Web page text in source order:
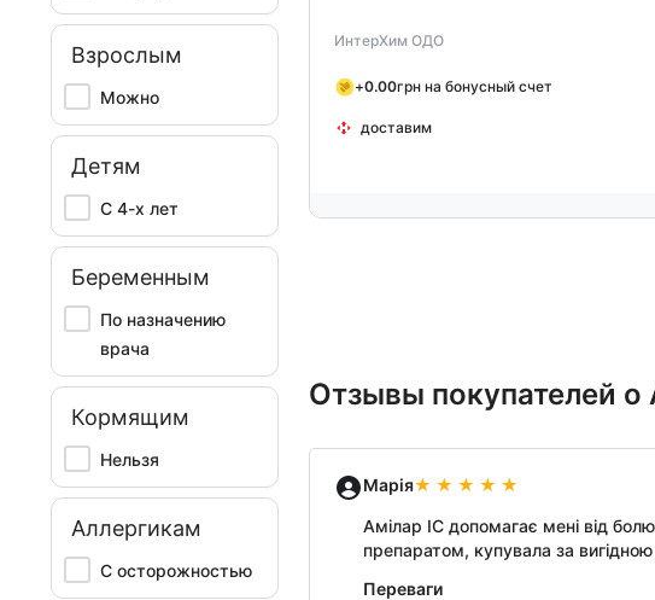
Взрослым
Можно
Детям
С 4-х лет
Беременным
По назначению
врача
Кормящим
Нельзя
Аллергикам
С осторожностью
ИнтерХим ОДО
+0.00грн на бонусный счет
доставим
Отзывы покупателей
Марія
Амілар ІС допомагає мені від
препаратом, купувала за вигідною
Переваги